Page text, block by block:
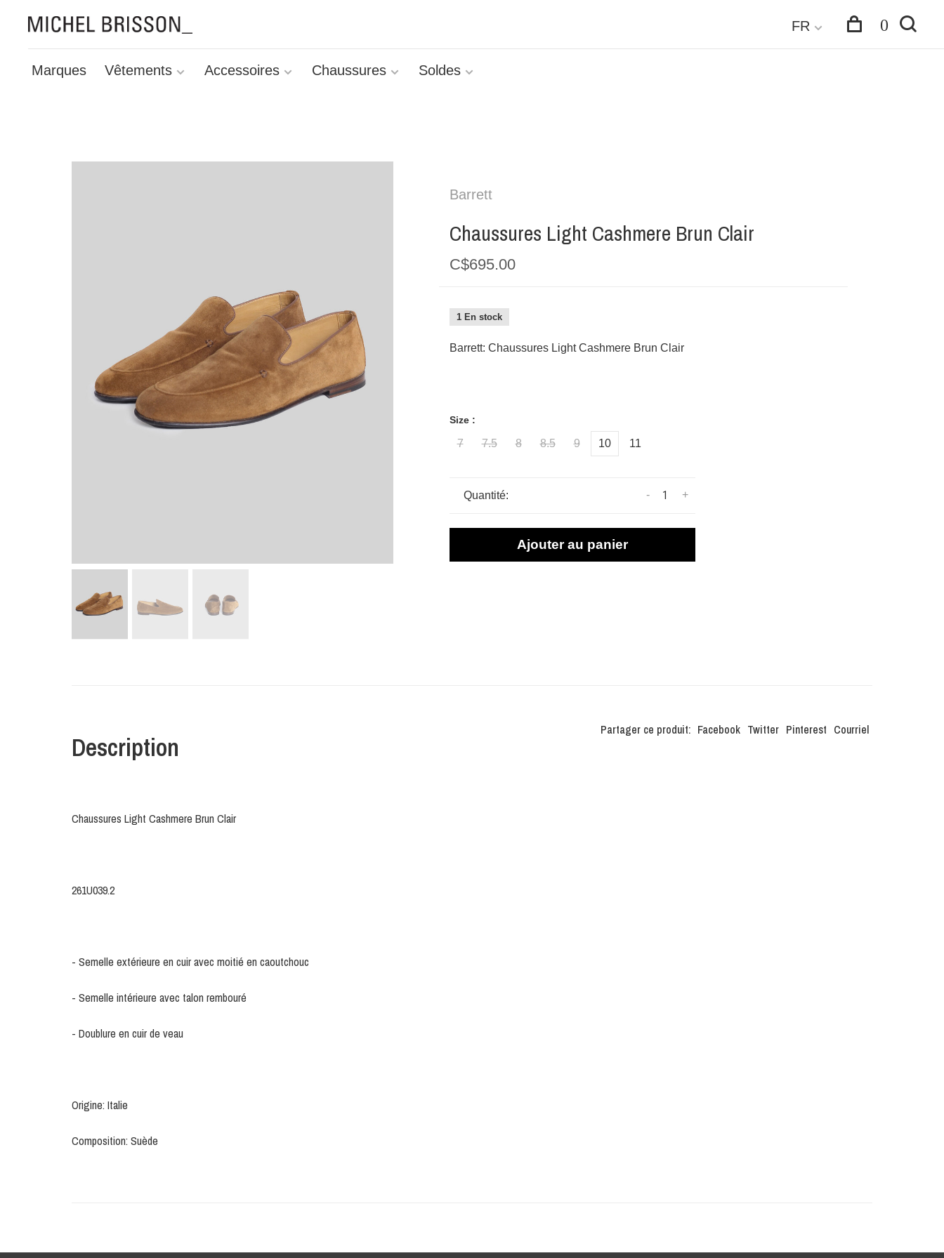
Marques Vêtements Accessoires Chaussures Soldes
FR 0
Barrett
Chaussures Light Cashmere Brun Clair
C$695.00
1 En stock
Barrett: Chaussures Light Cashmere Brun Clair
Size :
7 7.5 8 8.5 9 10 11
Quantité: +
-
Ajouter au panier
Partager ce produit: Facebook Twitter Pinterest Courriel
Description
Chaussures Light Cashmere Brun Clair
261U039.2
- Semelle extérieure en cuir avec moitié en caoutchouc
- Semelle intérieure avec talon rembouré
- Doublure en cuir de veau
Origine: Italie
Composition: Suède